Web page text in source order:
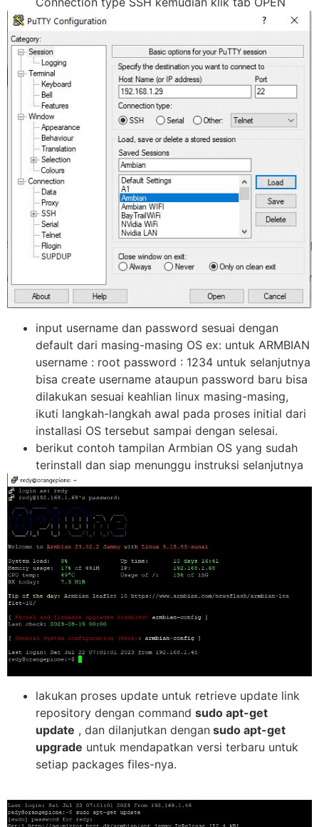
input username dan password sesuai dengan
default dari masing-masing OS ex: untuk ARMBIAN
username : root password : 1234 untuk selanjutnya
bisa create username ataupun password baru bisa
dilakukan sesuai keahlian linux masing-masing,
ikuti langkah-langkah awal pada proses initial dari
installasi OS tersebut sampai dengan selesai.
berikut contoh tampilan Armbian OS yang sudah
terinstall dan siap menunggu instruksi selanjutnya
lakukan proses update untuk retrieve update link
repository dengan command sudo apt-get
update , dan dilanjutkan dengan sudo apt-get
upgrade untuk mendapatkan versi terbaru untuk
setiap packages files-nya.